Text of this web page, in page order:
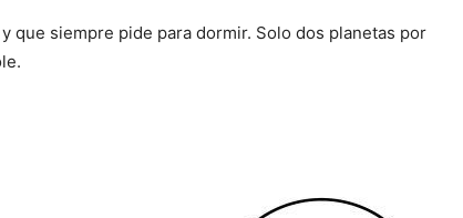
que siempre pide para dormir. Solo dos planetas por